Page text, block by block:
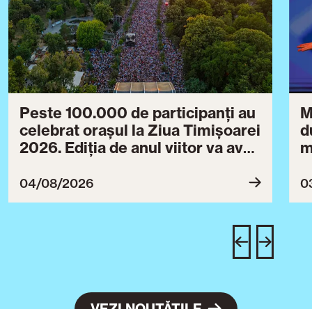
Peste 100.000 de participanți au
celebrat orașul la Ziua Timișoarei
2026. Ediția de anul viitor va avea
04/08/2026